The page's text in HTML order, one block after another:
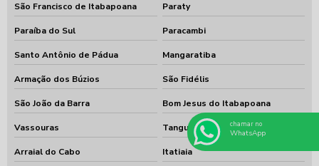
São Francisco de Itabapoana Paraty
Paraíba do Sul Paracambi
Santo Antônio de Pádua Mangaratiba
Armação dos Búzios São Fidélis
São João da Barra Bom Jesus do Itabapoana
Vassouras Tanguá
Arraial do Cabo Itatiaia
chamar no
WhatsApp